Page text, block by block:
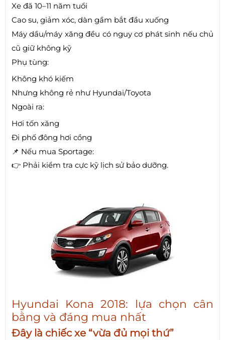
Xe đã 10–11 năm tuổi
Cao su, giảm xóc, dàn gầm bắt đầu xuống
Máy dầu/máy xăng đều có nguy cơ phát sinh nếu chủ
cũ giữ không kỹ
Phụ tùng:
Không khó kiếm
Nhưng không rẻ như Hyundai/Toyota
Ngoài ra:
Hơi tốn xăng
Đi phố đông hơi cồng
📌 Nếu mua Sportage:
👉 Phải kiểm tra cực kỹ lịch sử bảo dưỡng.
Hyundai Kona 2018: lựa chọn cân
bằng và đáng mua nhất
Đây là chiếc xe “vừa đủ mọi thứ”